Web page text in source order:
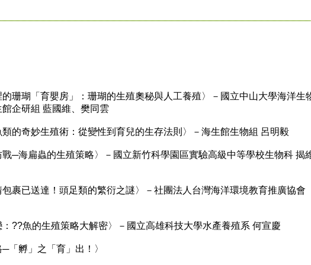
珊瑚「育嬰房」：珊瑚的生殖奧秘與人工養殖〉－國立中山大學海洋生
企研組 藍國維、樊同雲
的奇妙生殖術：從變性到育兒的生存法則〉－海生館生物組 呂明毅
─海扁蟲的生殖策略〉－國立新竹科學園區實驗高級中等學校生物科 揭
裹已送達！頭足類的繁衍之謎〉－社團法人台灣海洋環境教育推廣協會
??魚的生殖策略大解密〉－國立高雄科技大學水產養殖系 何宣慶
「孵」之「育」出！〉